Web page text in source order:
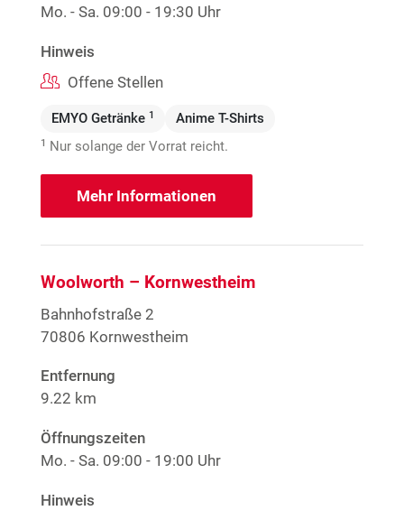
Mo. - Sa. 09:00 - 19:30 Uhr
Hinweis
Offene Stellen
EMYO Getränke 1 Anime T-Shirts
1 Nur solange der Vorrat reicht.
Mehr Informationen
Woolworth – Kornwestheim
Bahnhofstraße 2
70806 Kornwestheim
Entfernung
9.22 km
Öffnungszeiten
Mo. - Sa. 09:00 - 19:00 Uhr
Hinweis